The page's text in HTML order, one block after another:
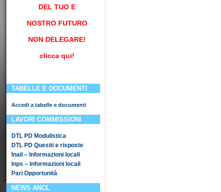
DEL TUO E
NOSTRO FUTURO
NON DELEGARE!
clicca qui!
TABELLE E DOCUMENTI
Accedi a tabelle e documenti
LAVORI COMMISSIONI
DTL PD Modulistica
DTL PD Quesiti e risposte
Inail – Informazioni locali
Inps – Informazioni locali
Pari Opportunità
NEWS ANCL